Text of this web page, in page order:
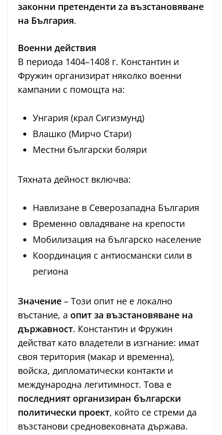
законни претенденти za възстановяване
на България.
Военни действия
В периода 1404–1408 г. Константин и
Фружин организират няколко военни
кампании с помощта на:
Унгария (крал Сигизмунд)
Влашко (Мирчо Стари)
Местни български боляри
Тяхната дейност включва:
Навлизане в Северозападна България
Временно овладяване на крепости
Мобилизация на българско население
Координация с антиосмански сили в
региона
Значение – Този опит не е локално
въстание, а опит за възстановяване на
държавност. Константин и Фружин
действат като владетели в изгнание: имат
своя територия (макар и временна),
войска, дипломатически контакти и
международна легитимност. Това е
последният организиран български
политически проект, който се стреми да
възстанови средновековната държава.